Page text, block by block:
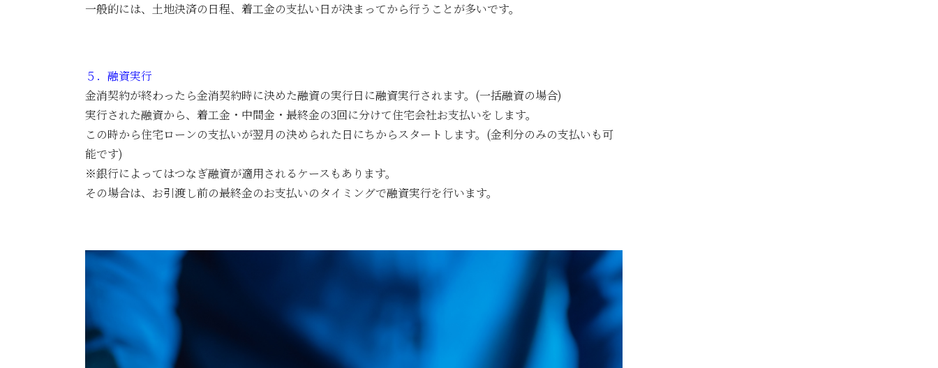
一般的には、土地決済の日程、着工金の支払い日が決まってから行うことが多いです。
５．融資実行
金消契約が終わったら金消契約時に決めた融資の実行日に融資実行されます。(一括融資の場合)
実行された融資から、着工金・中間金・最終金の3回に分けて住宅会社お支払いをします。
この時から住宅ローンの支払いが翌月の決められた日にちからスタートします。(金利分のみの支払いも可
能です)
※銀行によってはつなぎ融資が適用されるケースもあります。
その場合は、お引渡し前の最終金のお支払いのタイミングで融資実行を行います。